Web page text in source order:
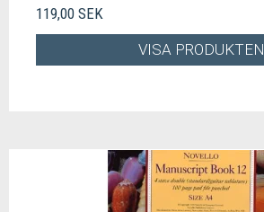
119,00 SEK
VISA PRODUKTEN